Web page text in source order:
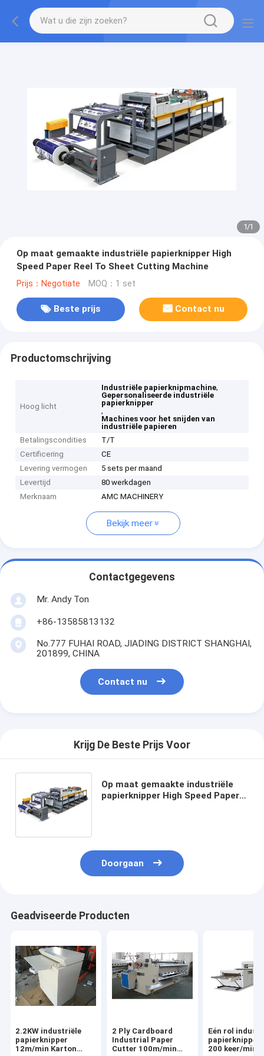
1/1
Op maat gemaakte industriële papierknipper High
Speed Paper Reel To Sheet Cutting Machine
Prijs：Negotiate MOQ：1 set
Beste prijs Contact nu
Productomschrijving
Hoog licht
Industriële papierknipmachine,
Gepersonaliseerde industriële
papierknipper
,
Machines voor het snijden van
industriële papieren
Betalingscondities
T/T
Certificering
CE
Levering vermogen
5 sets per maand
Levertijd
80 werkdagen
Merknaam
AMC MACHINERY
Bekijk meer
Contactgegevens
Mr. Andy Ton
+86-13585813132
No.777 FUHAI ROAD, JIADING DISTRICT SHANGHAI,
201899, CHINA
Contact nu
Krijg De Beste Prijs Voor
Op maat gemaakte industriële
papierknipper High Speed Paper
Doorgaan
Geadviseerde Producten
2.2KW industriële
papierknipper
12m/min Karton
2 Ply Cardboard
Industrial Paper
Cutter 100m/min
Eén rol
papierknipper
200 keer/min